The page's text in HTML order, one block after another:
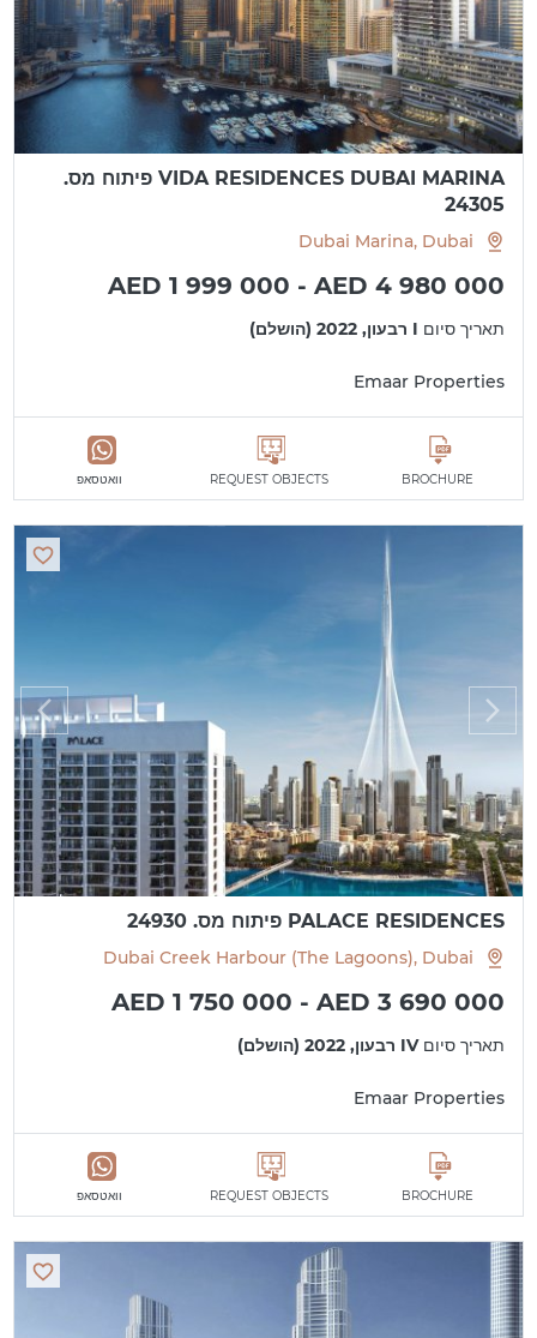
VIDA RESIDENCES DUBAI MARINA פיתוח מס.
24305
Dubai Marina, Dubai
AED 1 999 000 - AED 4 980 000
תאריך סיום I רבעון, 2022 (הושלם)
Emaar Properties
BROCHURE
REQUEST OBJECTS וואטסאפ
PALACE RESIDENCES פיתוח מס. 24930
Dubai Creek Harbour (The Lagoons), Dubai
AED 1 750 000 - AED 3 690 000
תאריך סיוםIV רבעון, 2022 (הושלם)
Emaar Properties
BROCHURE
REQUEST OBJECTS וואטסאפ